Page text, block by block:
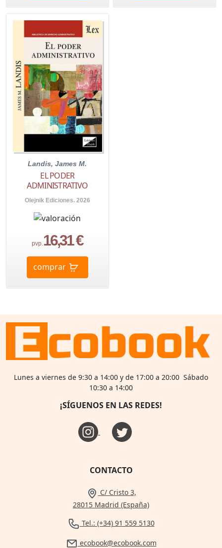
Landis, James M.
EL PODER
ADMINISTRATIVO
Olejnik Ediciones. 2026
pvp.16,31 €
comprar
Lunes a viernes de 9:30 a 14:00 y de 17:00 a 20:00 Sábado
10:30 a 14:00
¡SÍGUENOS EN LAS REDES!
CONTACTO
C/ Cristo 3,
28015 Madrid (España)
Tel.: (+34) 91 559 5130
ecobook@ecobook.com